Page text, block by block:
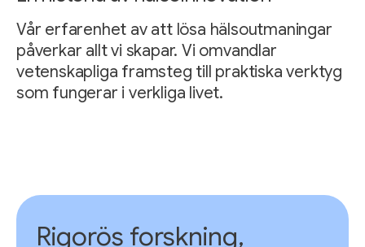
Vår erfarenhet av att lösa hälsoutmaningar
påverkar allt vi skapar. Vi omvandlar
vetenskapliga framsteg till praktiska verktyg
som fungerar i verkliga livet.
Rigorös forskning,